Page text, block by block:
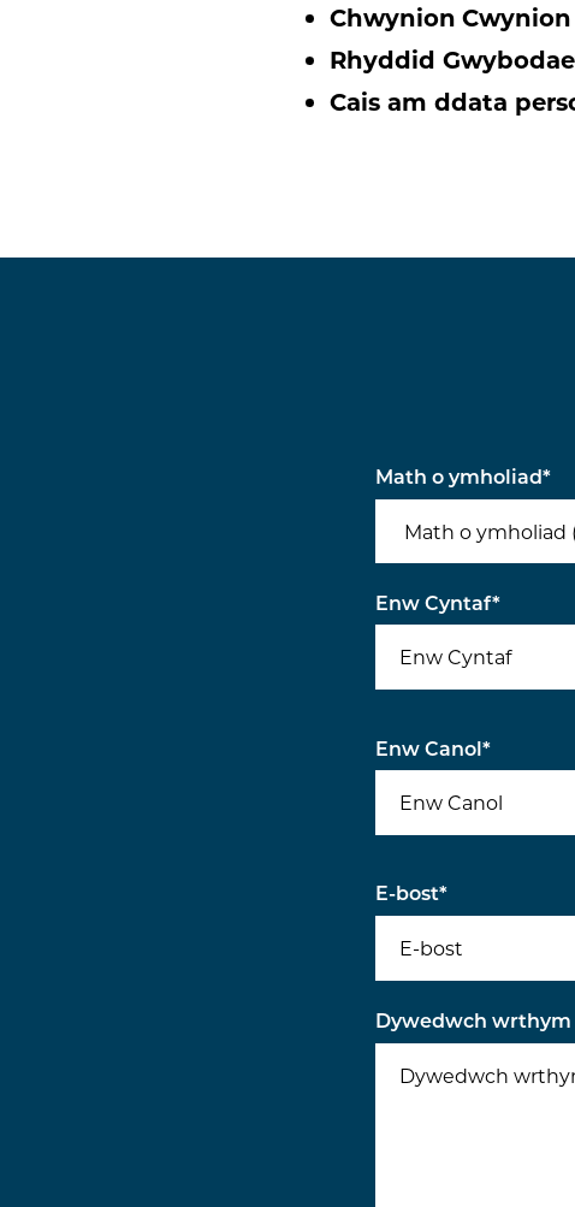
Chwynion Cwynion
Rhyddid
Cais am ddata
Math o ymholiad*
Enw Cyntaf*
Enw Canol*
E-bost*
Dywedwch